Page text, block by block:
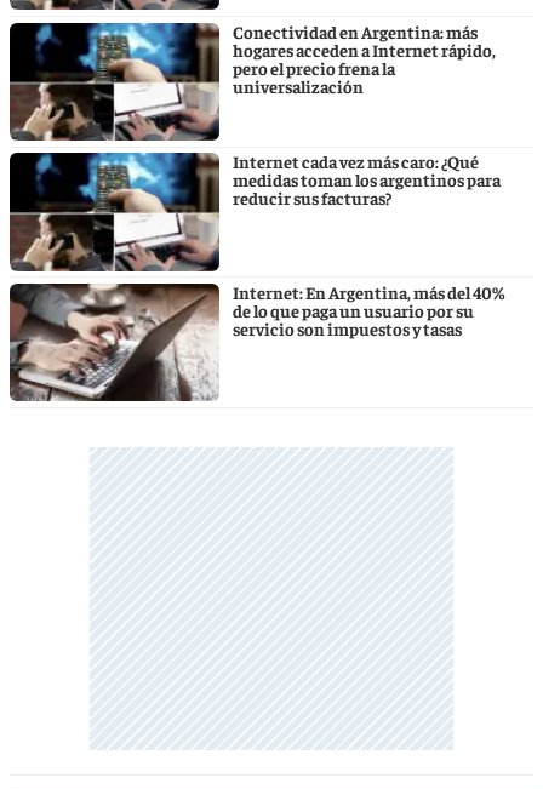
Conectividad en Argentina: más
hogares acceden a Internet rápido,
pero el precio frena la
universalización
Internet cada vez más caro: ¿Qué
medidas toman los argentinos para
reducir sus facturas?
Internet: En Argentina, más del 40%
de lo que paga un usuario por su
servicio son impuestos y tasas